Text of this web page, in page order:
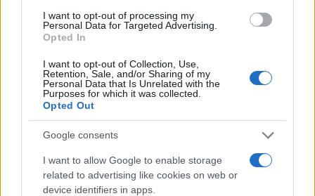
I want to opt-out of processing my
Personal Data for Targeted Advertising.
Opted In
I want to opt-out of Collection, Use,
Retention, Sale, and/or Sharing of my
Personal Data that Is Unrelated with the
Purposes for which it was collected.
Opted Out
Google consents
I want to allow Google to enable storage
related to advertising like cookies on web or
device identifiers in apps.